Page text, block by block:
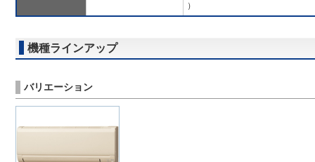
）
機種ラインアップ
バリエーション